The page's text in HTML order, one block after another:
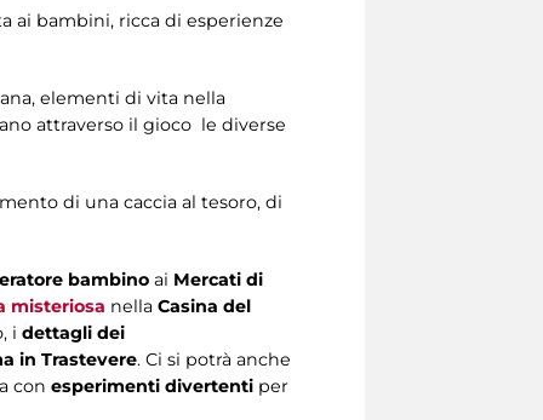
ai bambini, ricca di esperienze
elementi di vita nella
attraverso il gioco le diverse
di una caccia al tesoro, di
bambino ai Mercati di
misteriosa nella Casina del
i dettagli dei
in Trastevere. Ci si potrà anche
con esperimenti divertenti per